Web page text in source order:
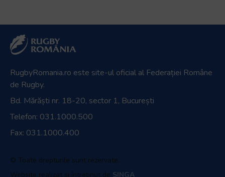
RugbyRomania.ro este site-ul oficial al Federației Române
de Rugby.
Bd. Mărăști nr. 18-20, sector 1, București
Telefon: 031.1000.500
Fax: 031.1000.400
© Toate drepturile sunt rezervate.
Website realizat și întreținut de SINGA